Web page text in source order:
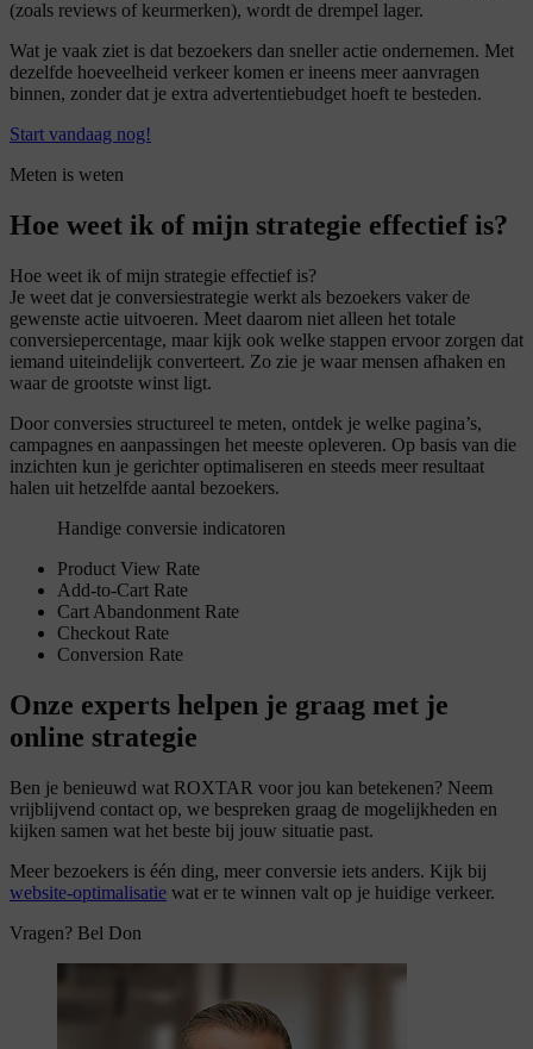
(zoals reviews of keurmerken), wordt de drempel lager.
Wat je vaak ziet is dat bezoekers dan sneller actie ondernemen. Met
dezelfde hoeveelheid verkeer komen er ineens meer aanvragen
binnen, zonder dat je extra advertentiebudget hoeft te besteden.
Start vandaag nog!
Meten is weten
Hoe weet ik of mijn strategie effectief is?
Hoe weet ik of mijn strategie effectief is?
Je weet dat je conversiestrategie werkt als bezoekers vaker de
gewenste actie uitvoeren. Meet daarom niet alleen het totale
conversiepercentage, maar kijk ook welke stappen ervoor zorgen dat
iemand uiteindelijk converteert. Zo zie je waar mensen afhaken en
waar de grootste winst ligt.
Door conversies structureel te meten, ontdek je welke pagina’s,
campagnes en aanpassingen het meeste opleveren. Op basis van die
inzichten kun je gerichter optimaliseren en steeds meer resultaat
halen uit hetzelfde aantal bezoekers.
Handige conversie indicatoren
Product View Rate
Add-to-Cart Rate
Cart Abandonment Rate
Checkout Rate
Conversion Rate
Onze experts helpen je graag met je
online strategie
Ben je benieuwd wat ROXTAR voor jou kan betekenen? Neem
vrijblijvend contact op, we bespreken graag de mogelijkheden en
kijken samen wat het beste bij jouw situatie past.
Meer bezoekers is één ding, meer conversie iets anders. Kijk bij
website-optimalisatie wat er te winnen valt op je huidige verkeer.
Vragen? Bel Don